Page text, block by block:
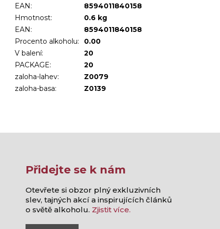
EAN:
8594011840158
Hmotnost:
0.6 kg
EAN:
8594011840158
Procento alkoholu:
0.00
V balení:
20
PACKAGE:
20
zaloha-lahev:
Z0079
zaloha-basa: Z0139
Přidejte se k nám
Otevřete si obzor plný exkluzivních
slev, tajných akcí a inspirujících článků
o světě alkoholu. Zjistit více.